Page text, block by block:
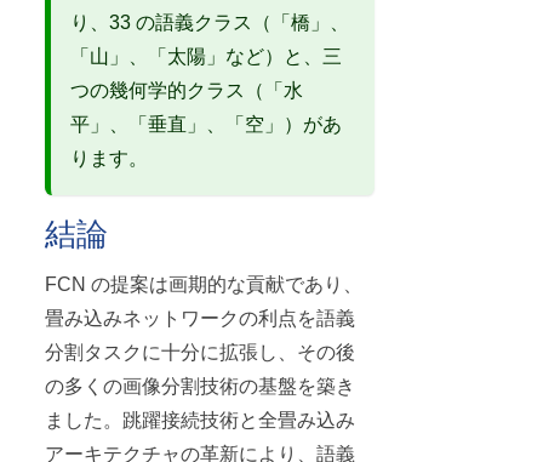
り、33 の語義クラス（「橋」、
「山」、「太陽」など）と、三
つの幾何学的クラス（「水
平」、「垂直」、「空」）があ
ります。
結論
FCN の提案は画期的な貢献であり、
畳み込みネットワークの利点を語義
分割タスクに十分に拡張し、その後
の多くの画像分割技術の基盤を築き
ました。跳躍接続技術と全畳み込み
アーキテクチャの革新により、語義